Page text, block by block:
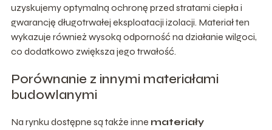
uzyskujemy optymalną ochronę przed stratami ciepła i
gwarancję długotrwałej eksploatacji izolacji. Materiał ten
wykazuje również wysoką odporność na działanie wilgoci,
co dodatkowo zwiększa jego trwałość.
Porównanie z innymi materiałami
budowlanymi
Na rynku dostępne są także inne materiały